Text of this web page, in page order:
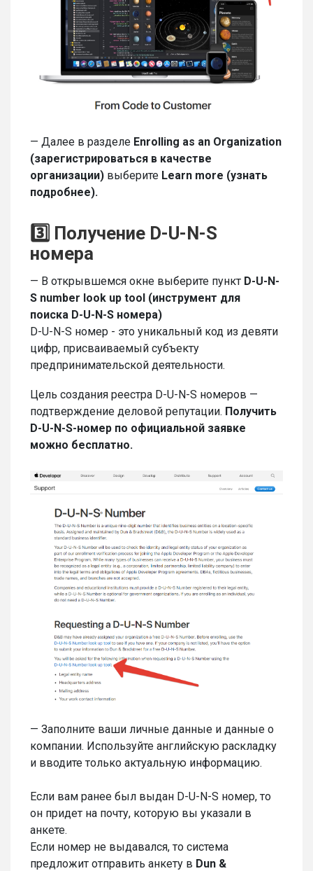
— Далее в разделе Enrolling as an Organization
(зарегистрироваться в качестве
организации) выберите Learn more (узнать
подробнее).
3️⃣ Получение D-U-N-S
номера
— В открывшемся окне выберите пункт D-U-N-
S number look up tool (инструмент для
поиска D-U-N-S номера)
D-U-N-S номер - это уникальный код из девяти
цифр, присваиваемый субъекту
предпринимательской деятельности.
Цель создания реестра D-U-N-S номеров —
подтверждение деловой репутации. Получить
D-U-N-S-номер по официальной заявке
можно бесплатно.
— Заполните ваши личные данные и данные о
компании. Используйте английскую раскладку
и вводите только актуальную информацию.
Если вам ранее был выдан D-U-N-S номер, то
он придет на почту, которую вы указали в
анкете.
Если номер не выдавался, то система
предложит отправить анкету в Dun &